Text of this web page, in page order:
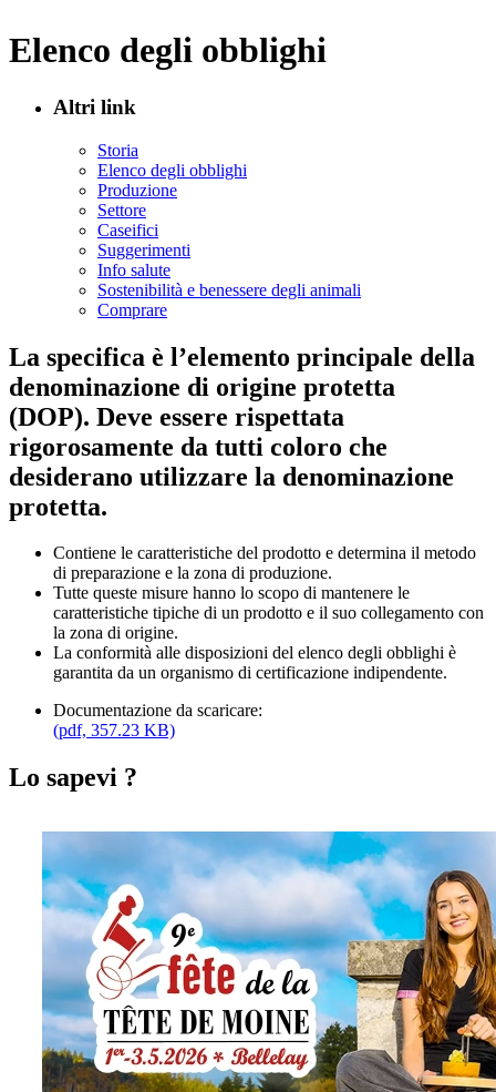
Elenco degli obblighi
Altri link
Storia
Elenco degli obblighi
Produzione
Settore
Caseifici
Suggerimenti
Info salute
Sostenibilità e benessere degli animali
Comprare
La specifica è l’elemento principale della
denominazione di origine protetta
(DOP). Deve essere rispettata
rigorosamente da tutti coloro che
desiderano utilizzare la denominazione
protetta.
Contiene le caratteristiche del prodotto e determina il metodo
di preparazione e la zona di produzione.
Tutte queste misure hanno lo scopo di mantenere le
caratteristiche tipiche di un prodotto e il suo collegamento con
la zona di origine.
La conformità alle disposizioni del elenco degli obblighi è
garantita da un organismo di certificazione indipendente.
Documentazione da scaricare:
(pdf, 357.23 KB)
Lo sapevi ?